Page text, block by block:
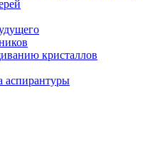
кристаллов
аспирантуры